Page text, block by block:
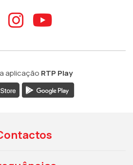
ao
Aceder ao
Aceder
aplicação RTP Play